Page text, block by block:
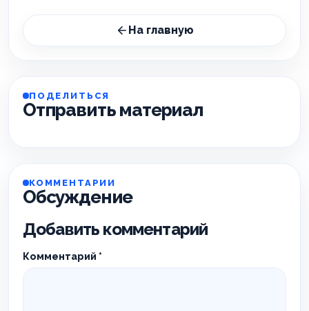
На главную
ПОДЕЛИТЬСЯ
Отправить материал
КОММЕНТАРИИ
Обсуждение
Добавить комментарий
Комментарий *